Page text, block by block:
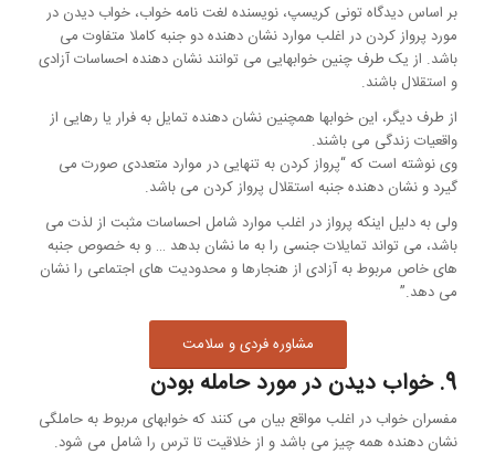
بر اساس دیدگاه تونی کریسپ، نویسنده لغت نامه خواب، خواب دیدن در
مورد پرواز کردن در اغلب موارد نشان دهنده دو جنبه کاملا متفاوت می
باشد. از یک طرف چنین خوابهایی می توانند نشان دهنده احساسات آزادی
و استقلال باشند.
از طرف دیگر، این خوابها همچنین نشان دهنده تمایل به فرار یا رهایی از
واقعیات زندگی می باشند.
وی نوشته است که “پرواز کردن به تنهایی در موارد متعددی صورت می
گیرد و نشان دهنده جنبه استقلال پرواز کردن می باشد.
ولی به دلیل اینکه پرواز در اغلب موارد شامل احساسات مثبت از لذت می
باشد، می تواند تمایلات جنسی را به ما نشان بدهد … و به خصوص جنبه
های خاص مربوط به آزادی از هنجارها و محدودیت های اجتماعی را نشان
می دهد.”
مشاوره فردی و سلامت
9. خواب دیدن در مورد حامله بودن
مفسران خواب در اغلب مواقع بیان می کنند که خوابهای مربوط به حاملگی
نشان دهنده همه چیز می باشد و از خلاقیت تا ترس را شامل می شود.